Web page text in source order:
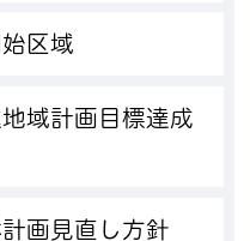
区域
域計画目標達成
画見直し方針